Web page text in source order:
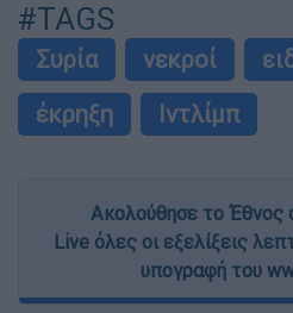
#TAGS
Συρία νεκροί
έκρηξη
Ιντλίμπ
Ακολούθησε το Έθνος
Live όλες οι εξελίξεις
υπογραφή του